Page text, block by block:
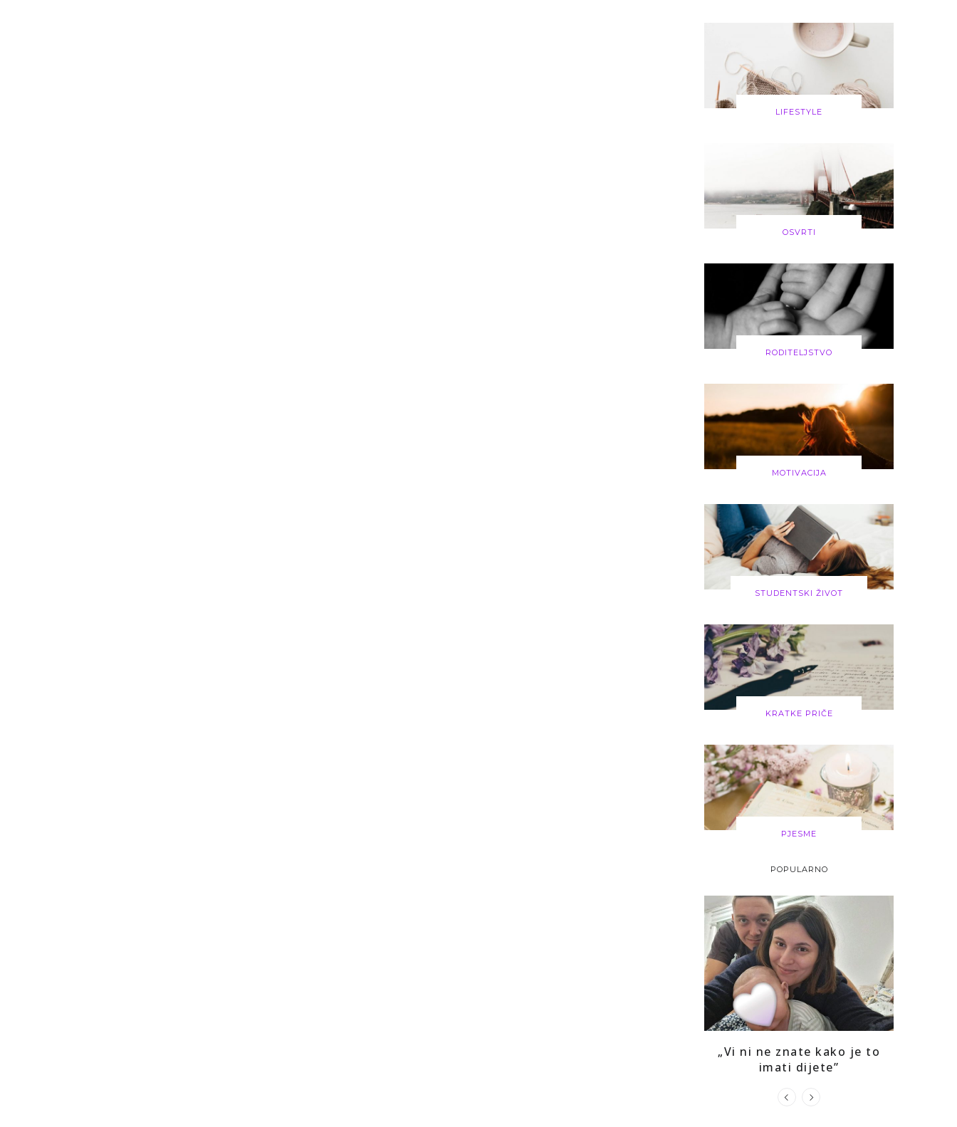
LIFESTYLE
OSVRTI
RODITELJSTVO
MOTIVACIJA
STUDENTSKI ŽIVOT
KRATKE PRIČE
PJESME
POPULARNO
„Vi ni ne znate kako je to
imati dijete”